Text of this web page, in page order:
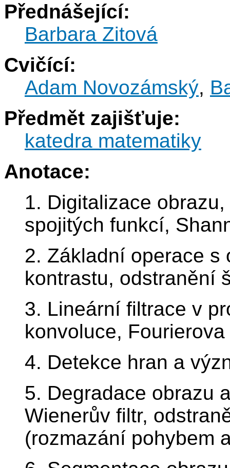
Přednášející:
Barbara Zitová
Cvičící:
Adam Novozámský,
Předmět zajišťuje:
katedra matematiky
Anotace:
1. Digitalizace
spojitých funkcí,
2. Základní operace s
kontrastu, odstranění
3. Lineární filtrace v
konvoluce,
4. Detekce hran a
5. Degradace obrazu
Wienerův filtr,
(rozmazání pohybem